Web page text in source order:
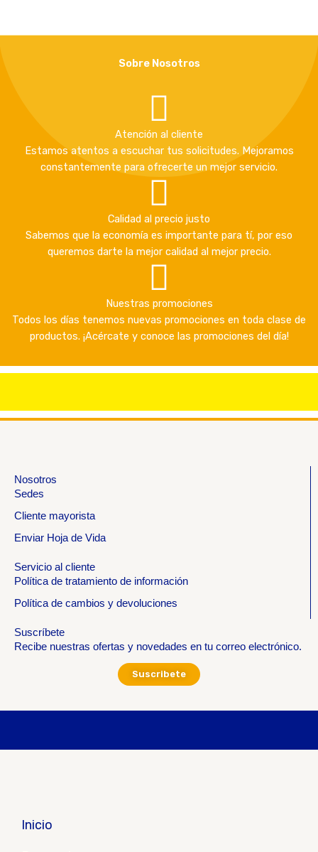
Sobre Nosotros
Atención al cliente
Estamos atentos a escuchar tus solicitudes. Mejoramos
constantemente para ofrecerte un mejor servicio.
Calidad al precio justo
Sabemos que la economía es importante para tí, por eso
queremos darte la mejor calidad al mejor precio.
Nuestras promociones
Todos los días tenemos nuevas promociones en toda clase de
productos. ¡Acércate y conoce las promociones del día!
Nosotros
Sedes
Cliente mayorista
Enviar Hoja de Vida
Servicio al cliente
Política de tratamiento de información
Política de cambios y devoluciones
Suscríbete
Recibe nuestras ofertas y novedades en tu correo electrónico.
Suscribete
Inicio